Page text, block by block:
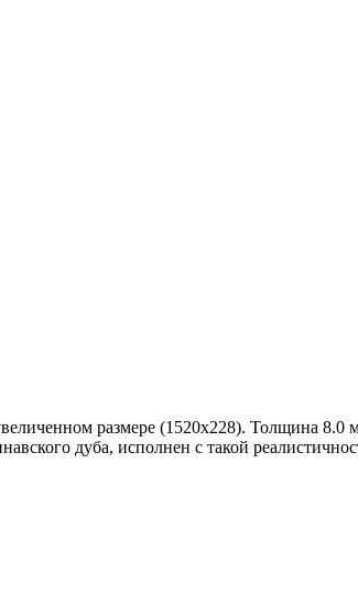
размере (1520х228). Толщина 8.0
дуба, исполнен с такой